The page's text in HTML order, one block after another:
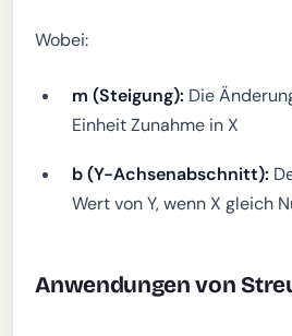
Wobei:
m (Steigung): Die
Einheit Zunahme in X
b (Y-Achsenabschnitt):
Wert von Y, wenn X gleich
Anwendungen von